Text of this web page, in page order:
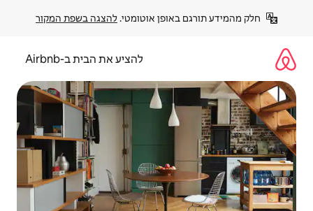
אוטומטי. להצגה בשפת המקור
להציע את הבית ב-Airbnb